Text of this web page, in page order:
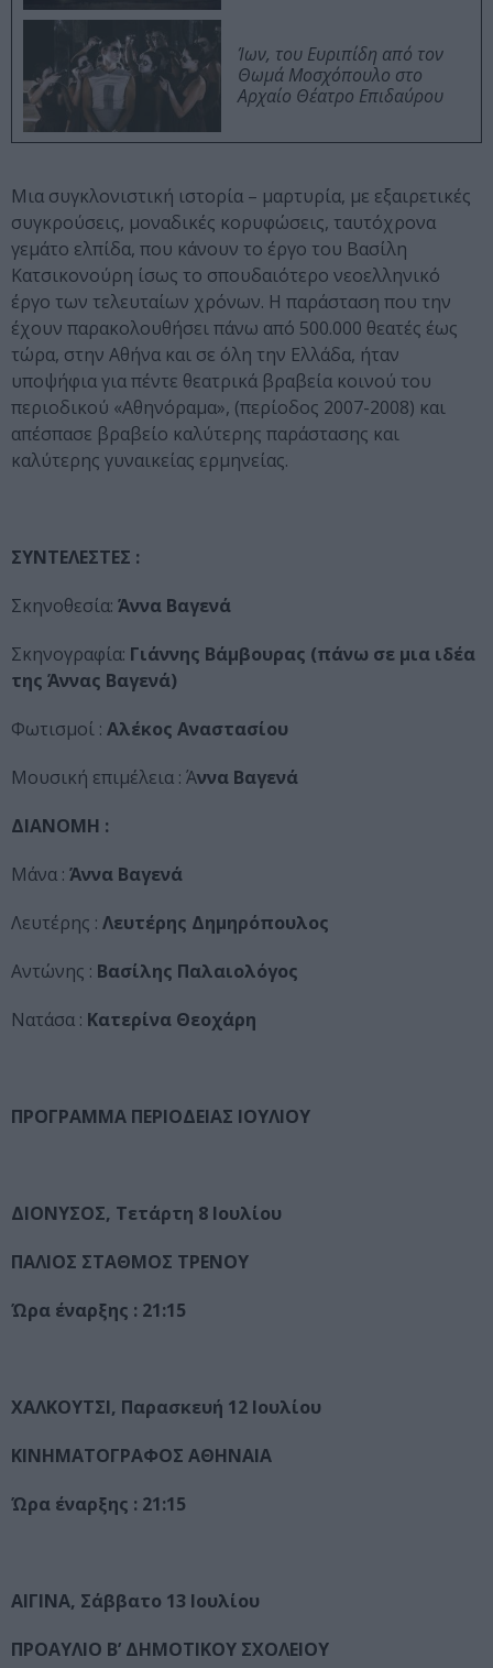
Ίων, του Ευριπίδη από τον
Θωμά Μοσχόπουλο στο
Αρχαίο Θέατρο Επιδαύρου
Μια συγκλονιστική ιστορία – μαρτυρία, με εξαιρετικές
συγκρούσεις, μοναδικές κορυφώσεις, ταυτόχρονα
γεμάτο ελπίδα, που κάνουν το έργο του Βασίλη
Κατσικονούρη ίσως το σπουδαιότερο νεοελληνικό
έργο των τελευταίων χρόνων. Η παράσταση που την
έχουν παρακολουθήσει πάνω από 500.000 θεατές έως
τώρα, στην Αθήνα και σε όλη την Ελλάδα, ήταν
υποψήφια για πέντε θεατρικά βραβεία κοινού του
περιοδικού «Αθηνόραμα», (περίοδος 2007-2008) και
απέσπασε βραβείο καλύτερης παράστασης και
καλύτερης γυναικείας ερμηνείας.
ΣΥΝΤΕΛΕΣΤΕΣ :
Σκηνοθεσία: Άννα Βαγενά
Σκηνογραφία: Γιάννης Βάμβουρας (πάνω σε μια ιδέα
της Άννας Βαγενά)
Φωτισμοί : Αλέκος Αναστασίου
Μουσική επιμέλεια : Άννα Βαγενά
ΔΙΑΝΟΜΗ :
Μάνα : Άννα Βαγενά
Λευτέρης : Λευτέρης Δημηρόπουλος
Αντώνης : Βασίλης Παλαιολόγος
Νατάσα : Κατερίνα Θεοχάρη
ΠΡΟΓΡΑΜΜΑ ΠΕΡΙΟΔΕΙΑΣ ΙΟΥΛΙΟΥ
ΔΙΟΝΥΣΟΣ, Τετάρτη 8 Ιουλίου
ΠΑΛΙΟΣ ΣΤΑΘΜΟΣ ΤΡΕΝΟΥ
Ώρα έναρξης : 21:15
ΧΑΛΚΟΥΤΣΙ, Παρασκευή 12 Ιουλίου
ΚΙΝΗΜΑΤΟΓΡΑΦΟΣ ΑΘΗΝΑΙΑ
Ώρα έναρξης : 21:15
ΑΙΓΙΝΑ, Σάββατο 13 Ιουλίου
ΠΡΟΑΥΛΙΟ Β’ ΔΗΜΟΤΙΚΟΥ ΣΧΟΛΕΙΟΥ